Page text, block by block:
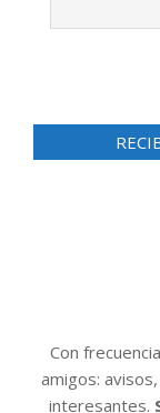
Con
amigos:
interesantes.